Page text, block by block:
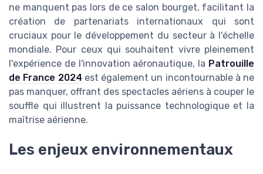
ne manquent pas lors de ce salon bourget, facilitant la
création de partenariats internationaux qui sont
cruciaux pour le développement du secteur à l'échelle
mondiale. Pour ceux qui souhaitent vivre pleinement
l'expérience de l'innovation aéronautique, la Patrouille
de France 2024 est également un incontournable à ne
pas manquer, offrant des spectacles aériens à couper le
souffle qui illustrent la puissance technologique et la
maîtrise aérienne.
Les enjeux environnementaux